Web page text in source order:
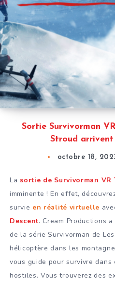
Sortie Survivorman
Stroud
octobre 18,
Lasortie de Survivorman VR
imminente ! En effet,
survie en réalité virtuelle
Descent. Cream Productions
de la série Survivorman de
hélicoptère dans les
vous guide pour survivre dans
hostiles. Vous trouverez des